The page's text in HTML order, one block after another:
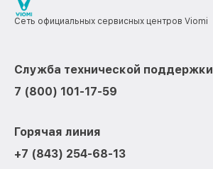
Сеть официальных сервисных центров Viomi
Служба технической поддержки
7 (800) 101-17-59
Горячая линия
+7 (843) 254-68-13